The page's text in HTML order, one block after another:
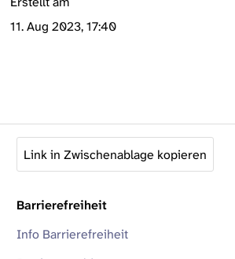
11. Aug 2023, 17:40
Link in Zwischenablage kopieren
Barrierefreiheit
Info Barrierefreiheit